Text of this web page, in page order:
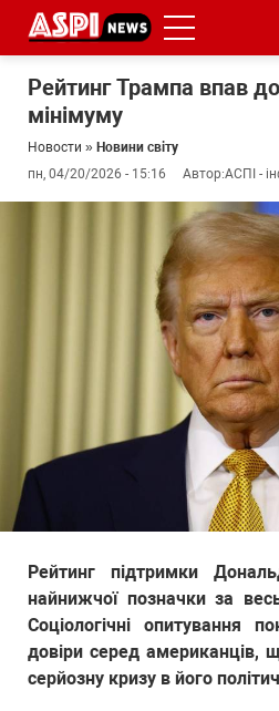
Рейтинг Трампа впав
мінімуму
Новости » Новини світу
пн, 04/20/2026 - 15:16
Автор:АСПІ -
Рейтинг підтримки
найнижчої позначки за
Соціологічні опитування
довіри серед американців,
серйозну кризу в його
корупцією
#гфс